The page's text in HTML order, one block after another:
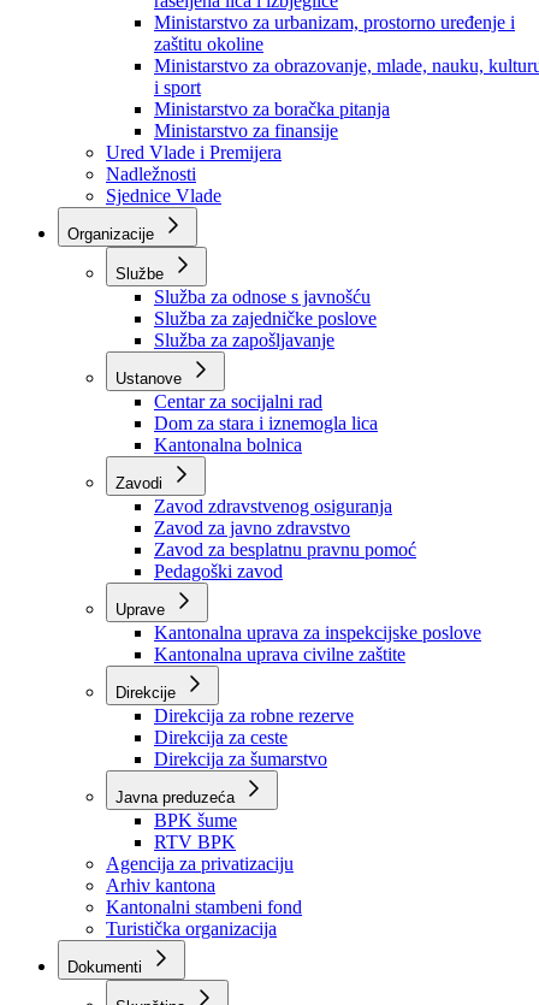
Ministarstvo za unutrašnje poslove
Ministarstvo za socijalnu politiku, zdravstvo,
raseljena lica i izbjeglice
Ministarstvo za urbanizam, prostorno uređenje i
zaštitu okoline
Ministarstvo za obrazovanje, mlade, nauku,
i sport
Ministarstvo za boračka pitanja
Ministarstvo za finansije
Ured Vlade i Premijera
Nadležnosti
Sjednice Vlade
Organizacije
Službe
Služba za odnose s javnošću
Služba za zajedničke poslove
Služba za zapošljavanje
Ustanove
Centar za socijalni rad
Dom za stara i iznemogla lica
Kantonalna bolnica
Zavodi
Zavod zdravstvenog osiguranja
Zavod za javno zdravstvo
Zavod za besplatnu pravnu pomoć
Pedagoški zavod
Kantonalna uprava za inspekcijske poslove
Kantonalna uprava civilne zaštite
Direkcije
Direkcija za robne rezerve
Direkcija za ceste
Direkcija za šumarstvo
Javna preduzeća
BPK šume
RTV BPK
Agencija za privatizaciju
Arhiv kantona
Kantonalni stambeni fond
Turistička organizacija